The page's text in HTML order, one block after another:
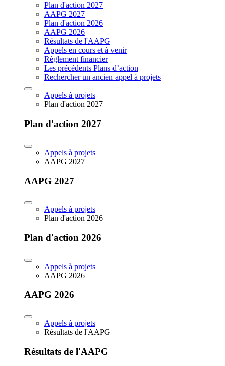
Plan d'action 2027
AAPG 2027
Plan d'action 2026
AAPG 2026
Résultats de l'AAPG
Appels en cours et à venir
Règlement financier
Les précédents Plans d’action
Rechercher un ancien appel à projets
Appels à projets
Plan d'action 2027
Plan d'action 2027
Appels à projets
AAPG 2027
AAPG 2027
Appels à projets
Plan d'action 2026
Plan d'action 2026
Appels à projets
AAPG 2026
AAPG 2026
Appels à projets
Résultats de l'AAPG
Résultats de l'AAPG